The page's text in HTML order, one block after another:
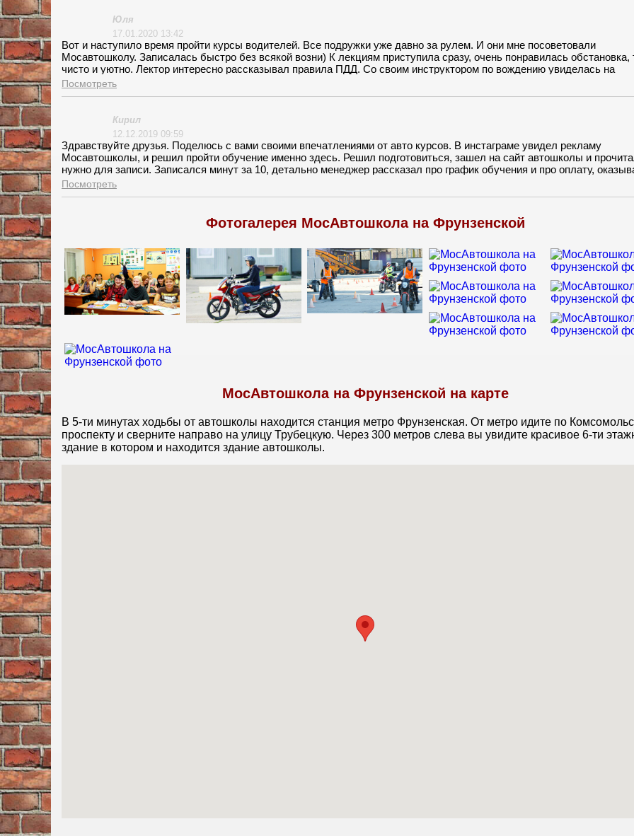
Юля
17.01.2020 13:42
Вот и наступило время пройти курсы водителей. Все подружки уже давно за рулем. И они мне посоветовали
Мосавтошколу. Записалась быстро без всякой возни) К лекциям приступила сразу, очень понравилась обстановка,
чисто и уютно. Лектор интересно рассказывал правила ПДД. Со своим инструктором по вождению увиделась на
площадке. Первые занятия проходили на площадке, заезд в гараж и парковка было самое сложное для меня)После
долгого упорства у меня все получилось!!!
Посмотреть
Кирил
12.12.2019 09:59
Здравствуйте друзья. Поделюсь с вами своими впечатлениями от авто курсов. В инстаграме увидел рекламу
Мосавтошколы, и решил пройти обучение именно здесь. Решил подготовиться, зашел на сайт автошколы и
нужно для записи. Записался минут за 10, детально менеджер рассказал про график обучения и про оплату,
можно оплачивать частями. Преподаватель по теории тактичный и все точно и понятно объяснял. Практика на
Инструктору огромное спасибо, так тщательно рассказывать и спокойно показывать просто респект!!!
Посмотреть
Фотогалерея МосАвтошкола на Фрунзенской
МосАвтошкола на Фрунзенской на карте
В 5-ти минутах ходьбы от автошколы находится станция метро Фрунзенская. От метро идите по
проспекту и сверните направо на улицу Трубецкую. Через 300 метров слева вы увидите красивое 6-ти
здание в котором и находится здание автошколы.